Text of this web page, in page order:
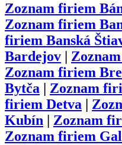
Zoznam firiem
Zoznam firiem
firiem Banská
Bardejov
Zoznam firiem
Bytča
Zoznam
firiem Detva
Kubín
Zoznam
Zoznam firiem